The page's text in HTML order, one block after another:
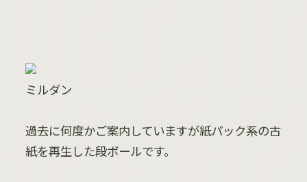
ミルダン
過去に何度かご案内していますが紙パック系の古
紙を再生した段ボールです。